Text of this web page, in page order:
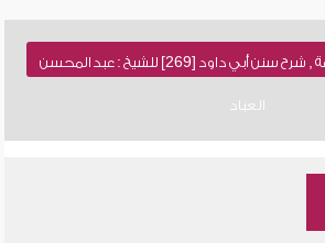
نسخة نصية للطباعة , شرح سنن أبي داود [269] للشيخ : عبد المحسن
العباد